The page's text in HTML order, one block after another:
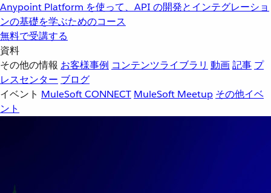
Anypoint Platform を使って、API の開発とインテグレーショ
ンの基礎を学ぶためのコース
無料で受講する
資料
その他の情報 お客様事例 コンテンツライブラリ 動画記事 プ
レスセンター ブログ
イベント MuleSoft CONNECT MuleSoft Meetup その他イベ
ント